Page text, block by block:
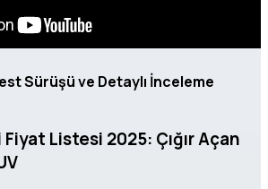
Sürüşü ve Detaylı İnceleme
Fiyat Listesi 2025: Çığır Açan